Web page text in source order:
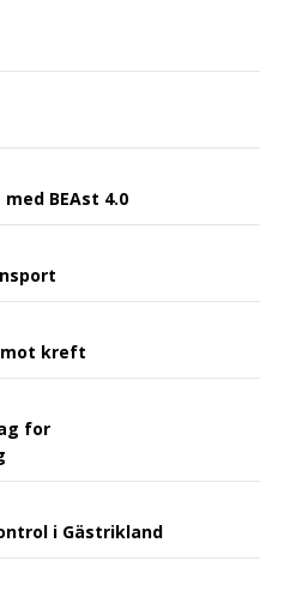
BEAst 4.0
kreft
for
i Gästrikland